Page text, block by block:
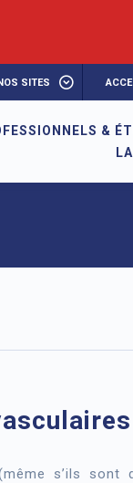
SITES
&
s’ils sont